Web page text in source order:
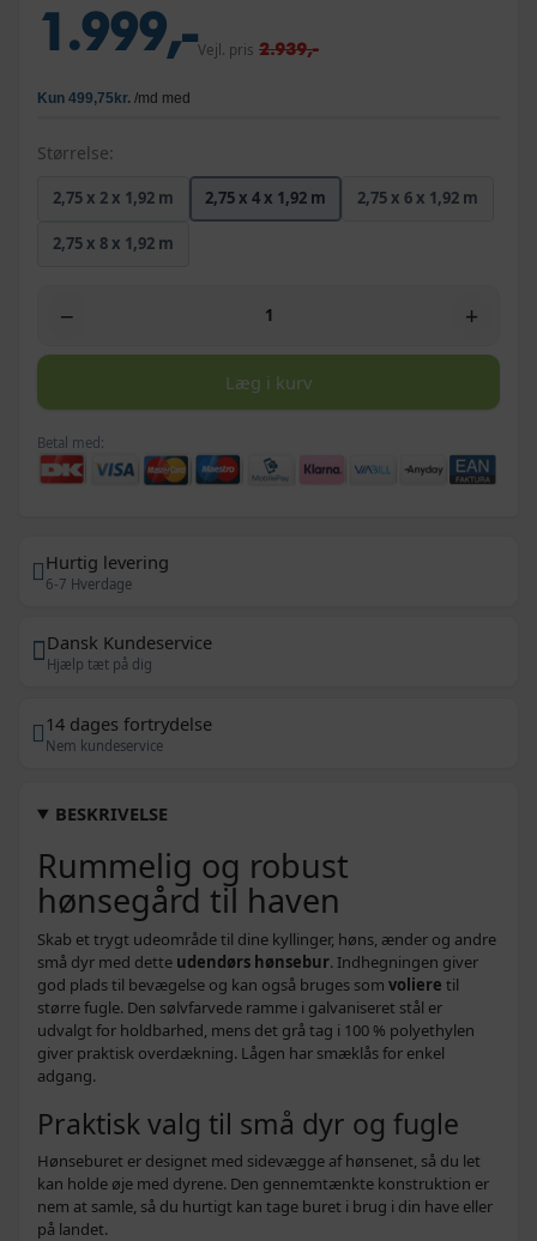
1.999,-Vejl. pris 2.939,-
Størrelse:
2,75 x 2 x 1,92 m 2,75 x 4 x 1,92 m 2,75 x 6 x 1,92 m
2,75 x 8 x 1,92 m
− +
Læg i kurv
Betal med:
Hurtig levering
6-7 Hverdage
Dansk Kundeservice
Hjælp tæt på dig
14 dages fortrydelse
Nem kundeservice
BESKRIVELSE
Rummelig og robust
hønsegård til haven
Skab et trygt udeområde til dine kyllinger, høns, ænder og andre
små dyr med dette udendørs hønsebur. Indhegningen giver
god plads til bevægelse og kan også bruges som voliere til
større fugle. Den sølvfarvede ramme i galvaniseret stål er
udvalgt for holdbarhed, mens det grå tag i 100 % polyethylen
giver praktisk overdækning. Lågen har smæklås for enkel
adgang.
Praktisk valg til små dyr og fugle
Hønseburet er designet med sidevægge af hønsenet, så du let
kan holde øje med dyrene. Den gennemtænkte konstruktion er
nem at samle, så du hurtigt kan tage buret i brug i din have eller
på landet.